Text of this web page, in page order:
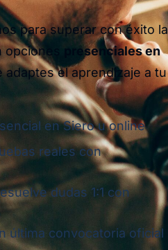
para superar con éxito la
opciones
presenciales en
adaptes el aprendizaje a tu
en Siero u online
reales con
dudas 1:1 con
última convocatoria oficial